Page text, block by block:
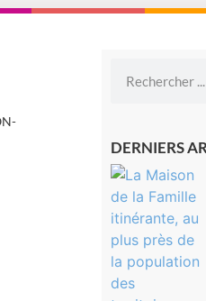
DERNIERS